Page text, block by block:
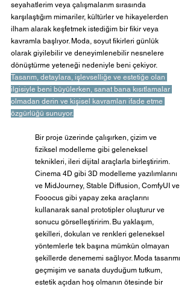
seyahatlerim veya çalışmalarım sırasında
karşılaştığım mimariler, kültürler ve hikayelerden
ilham alarak keşfetmek istediğim bir fikir veya
kavramla başlıyor. Moda, soyut fikirleri günlük
olarak giyilebilir ve deneyimlenebilir nesnelere
dönüştürme yeteneği nedeniyle beni çekiyor.
Tasarım, detaylara, işlevselliğe ve estetiğe olan
ilgisiyle beni büyülerken, sanat bana kısıtlamalar
olmadan derin ve kişisel kavramları ifade etme
özgürlüğü sunuyor.
Bir proje üzerinde çalışırken, çizim ve
fiziksel modelleme gibi geleneksel
teknikleri, ileri dijital araçlarla birleştiririm.
Cinema 4D gibi 3D modelleme yazılımlarını
ve MidJourney, Stable Diffusion, ComfyUI ve
Fooocus gibi yapay zeka araçlarını
kullanarak sanal prototipler oluşturur ve
sonucu görselleştiririm. Bu yaklaşım,
şekilleri, dokuları ve renkleri geleneksel
yöntemlerle tek başına mümkün olmayan
şekillerde denememi sağlıyor. Moda tasarımı
geçmişim ve sanata duyduğum tutkum,
estetik açıdan hoş olmanın ötesinde bir